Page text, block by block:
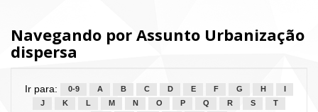
Navegando por Assunto Urbanização
dispersa
Ir para: 0-9 A B C D E F G H
J
K L M N O P Q R S
T